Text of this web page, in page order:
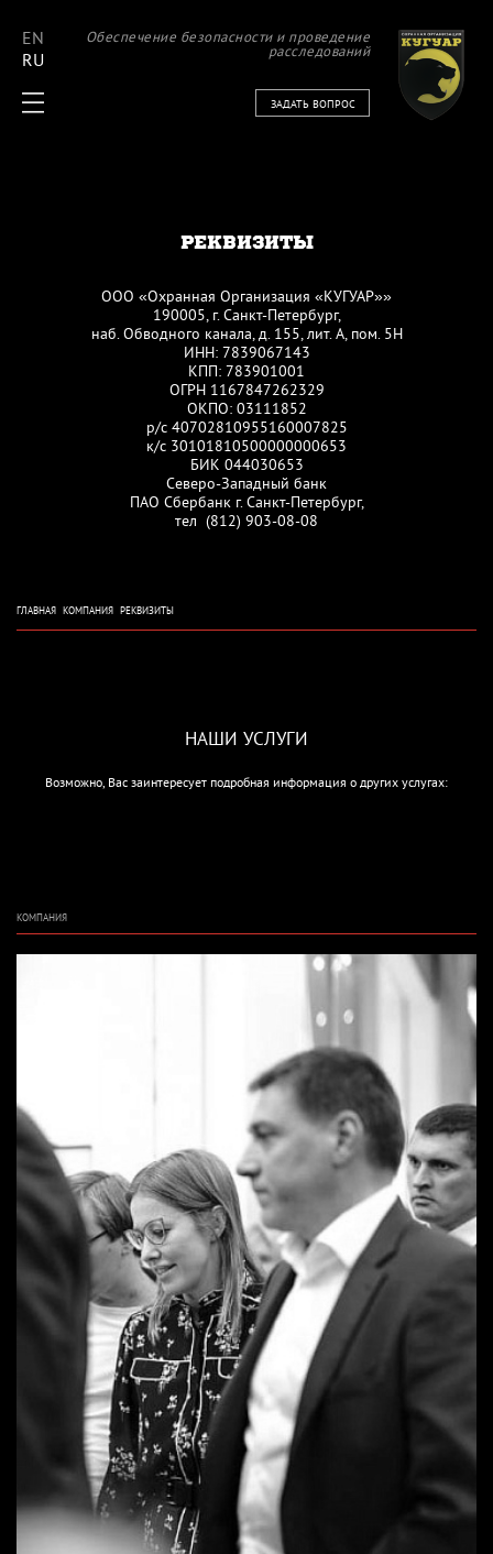
EN
RU
Обеспечение безопасности и проведение
расследований
ЗАДАТЬ ВОПРОС
РЕКВИЗИТЫ
ООО «Охранная Организация «КУГУАР»»
190005, г. Санкт-Петербург,
наб. Обводного канала, д. 155, лит. А, пом. 5Н
ИНН: 7839067143
КПП: 783901001
ОГРН 1167847262329
ОКПО: 03111852
р/с 40702810955160007825
к/с 30101810500000000653
БИК 044030653
Северо-Западный банк
ПАО Сбербанк г. Санкт-Петербург,
тел (812) 903-08-08
ГЛАВНАЯ КОМПАНИЯ РЕКВИЗИТЫ
НАШИ УСЛУГИ
Возможно, Вас заинтересует подробная информация о других услугах:
КОМПАНИЯ